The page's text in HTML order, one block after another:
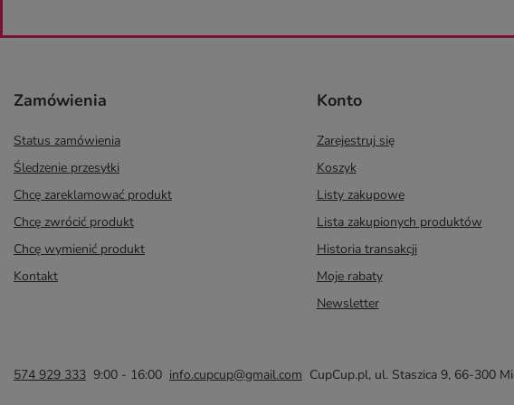
Zamówienia
Status zamówienia
Śledzenie przesyłki
Chcę zareklamować produkt
Chcę zwrócić produkt
Chcę wymienić produkt
Kontakt
Konto
Zarejestruj się
Koszyk
Listy zakupowe
Lista zakupionych produktów
Historia transakcji
Moje rabaty
Newsletter
574 929 333 9:00 - 16:00 info.cupcup@gmail.com CupCup.pl, ul. Staszica 9, 66-300